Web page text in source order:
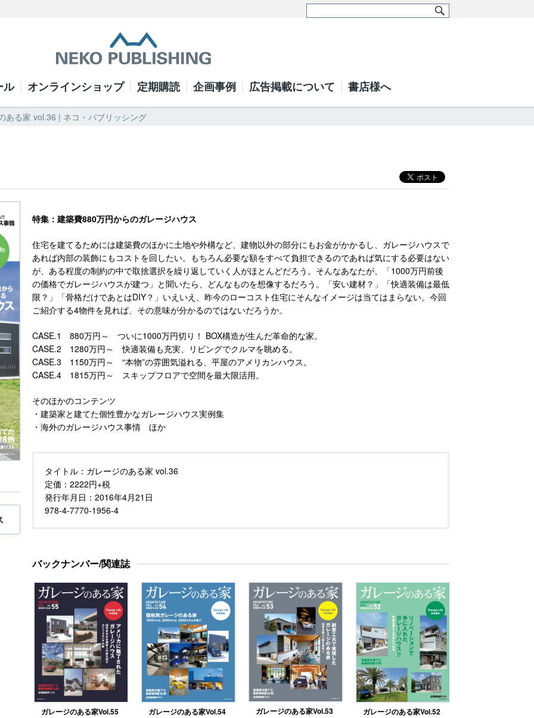
ル オンラインショップ 定期購読 企画事例 広告掲載について 書店様へ
ある家 vol.36 | ネコ・パブリッシング
特集：建築費880万円からのガレージハウス
住宅を建てるためには建築費のほかに土地や外構など、建物以外の部分にもお金がかかるし、ガレージハウスで
あれば内部の装飾にもコストを回したい。もちろん必要な額をすべて負担できるのであれば気にする必要はない
が、ある程度の制約の中で取捨選択を繰り返していく人がほとんどだろう。そんなあなたが、「1000万円前後
の価格でガレージハウスが建つ」と聞いたら、どんなものを想像するだろう。「安い建材？」「快適装備は最低
限？」「骨格だけであとはDIY？」いえいえ、昨今のローコスト住宅にそんなイメージは当てはまらない。今回
ご紹介する4物件を見れば、その意味が分かるのではないだろうか。
CASE.1 880万円～ ついに1000万円切り！ BOX構造が生んだ革命的な家。
CASE.2 1280万円～ 快適装備も充実、リビングでクルマを眺める。
CASE.3 1150万円～ “本物”の雰囲気溢れる、平屋のアメリカンハウス。
CASE.4 1815万円～ スキップフロアで空間を最大限活用。
そのほかのコンテンツ
・建築家と建てた個性豊かなガレージハウス実例集
・海外のガレージハウス事情 ほか
タイトル： ガレージのある家 vol.36
定価： 2222円+税
発行年月日： 2016年4月21日
978-4-7770-1956-4
バックナンバー/関連誌
ガレージのある家Vol.55 ガレージのある家Vol.54 ガレージのある家Vol.53 ガレージのある家Vol.52